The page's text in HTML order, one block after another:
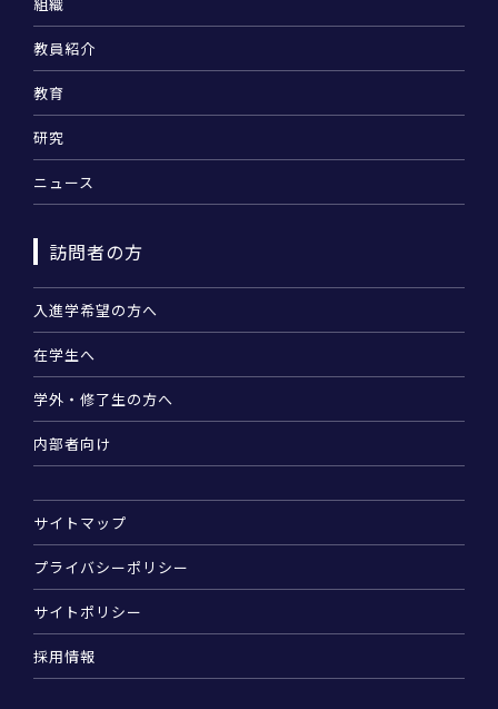
教員紹介
教育
研究
ニュース
訪問者の方
入進学希望の方へ
在学生へ
学外・修了生の方へ
内部者向け
サイトマップ
プライバシーポリシー
サイトポリシー
採用情報